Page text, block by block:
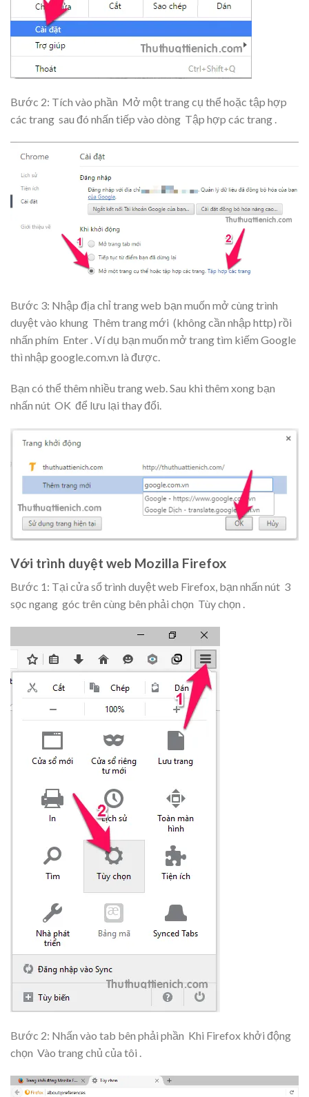
Bước 2: Tích vào phần Mở một trang cụ thể hoặc tập hợp
các trang sau đó nhấn tiếp vào dòng Tập hợp các trang
Bước 3: Nhập địa chỉ trang web bạn muốn mở cùng trình
duyệt vào khung Thêm trang mới (không cần nhập http) rồi
nhấn phím Enter . Ví dụ bạn muốn mở trang tìm kiếm Google
thì nhập google.com.vn là được.
Bạn có thể thêm nhiều trang web. Sau khi thêm xong bạn
nhấn nút OK để lưu lại thay đổi.
Với trình duyệt web Mozilla Firefox
Bước 1: Tại cửa sổ trình duyệt web Firefox, bạn nhấn nút 3
sọc ngang góc trên cùng bên phải chọn Tùy chọn .
Bước 2: Nhấn vào tab bên phải phần Khi Firefox khởi động
chọn Vào trang chủ của tôi .